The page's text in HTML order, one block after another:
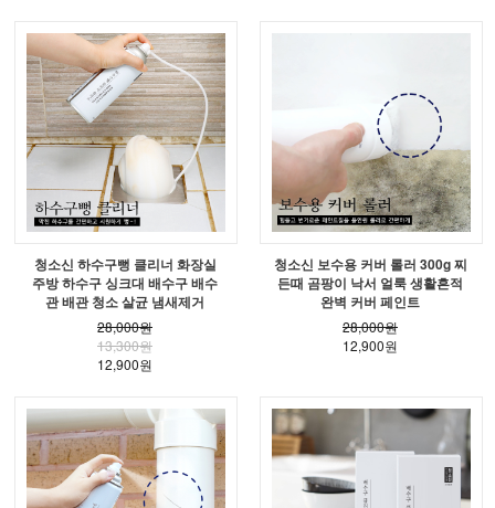
청소신 하수구뻥 클리너 화장실
주방 하수구 싱크대 배수구 배수
관 배관 청소 살균 냄새제거
28,000원
13,300원
12,900원
청소신 보수용 커버 롤러 300g 찌
든때 곰팡이 낙서 얼룩 생활흔적
완벽 커버 페인트
28,000원
12,900원